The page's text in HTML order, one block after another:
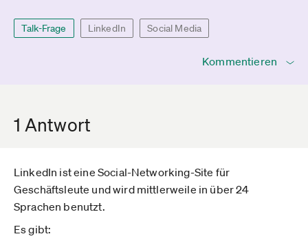
Talk-Frage LinkedIn Social Media
Kommentieren
1 Antwort
LinkedIn ist eine Social-Networking-Site für
Geschäftsleute und wird mittlerweile in über 24
Sprachen benutzt.
Es gibt: